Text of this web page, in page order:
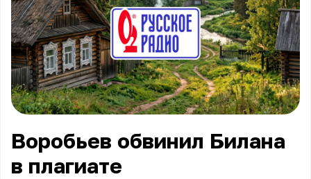
Воробьев обвинил Билана
в плагиате